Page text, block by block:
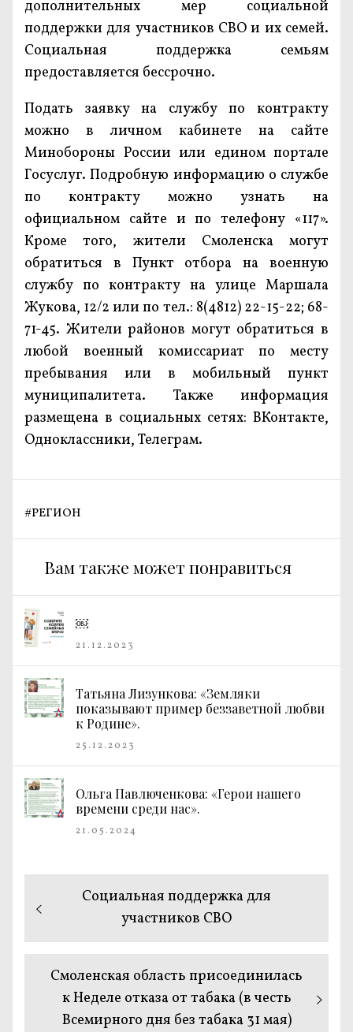
дополнительных мер социальной
поддержки для участников СВО и их семей.
Социальная поддержка семьям
предоставляется бессрочно.
Подать заявку на службу по контракту
можно в личном кабинете на сайте
Минобороны России или едином портале
Госуслуг. Подробную информацию о службе
по контракту можно узнать на
официальном сайте и по телефону «117».
Кроме того, жители Смоленска могут
обратиться в Пункт отбора на военную
службу по контракту на улице Маршала
Жукова, 12/2 или по тел.: 8(4812) 22-15-22; 68-
71-45. Жители районов могут обратиться в
любой военный комиссариат по месту
пребывания или в мобильный пункт
муниципалитета. Также информация
размещена в социальных сетях: ВКонтакте,
Одноклассники, Телеграм.
#РЕГИОН
Вам также может понравиться
￼
21.12.2023
Татьяна Лизункова: «Земляки
показывают пример беззаветной любви
к Родине».
25.12.2023
Ольга Павлюченкова: «Герои нашего
времени среди нас».
21.05.2024
Навигация
по
Предыдущая
запись:
Социальная поддержка для
участников СВО
Следующая
запись:
Смоленская область присоединилась
к Неделе отказа от табака (в честь
Всемирного дня без табака 31 мая)